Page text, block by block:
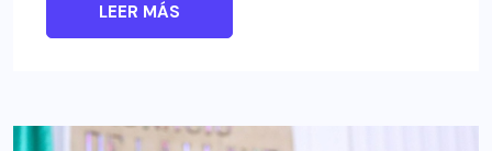
LEER MÁS